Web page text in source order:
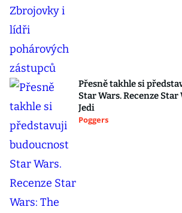
Přesně takhle si
Star Wars. Recenze
Jedi
Poggers